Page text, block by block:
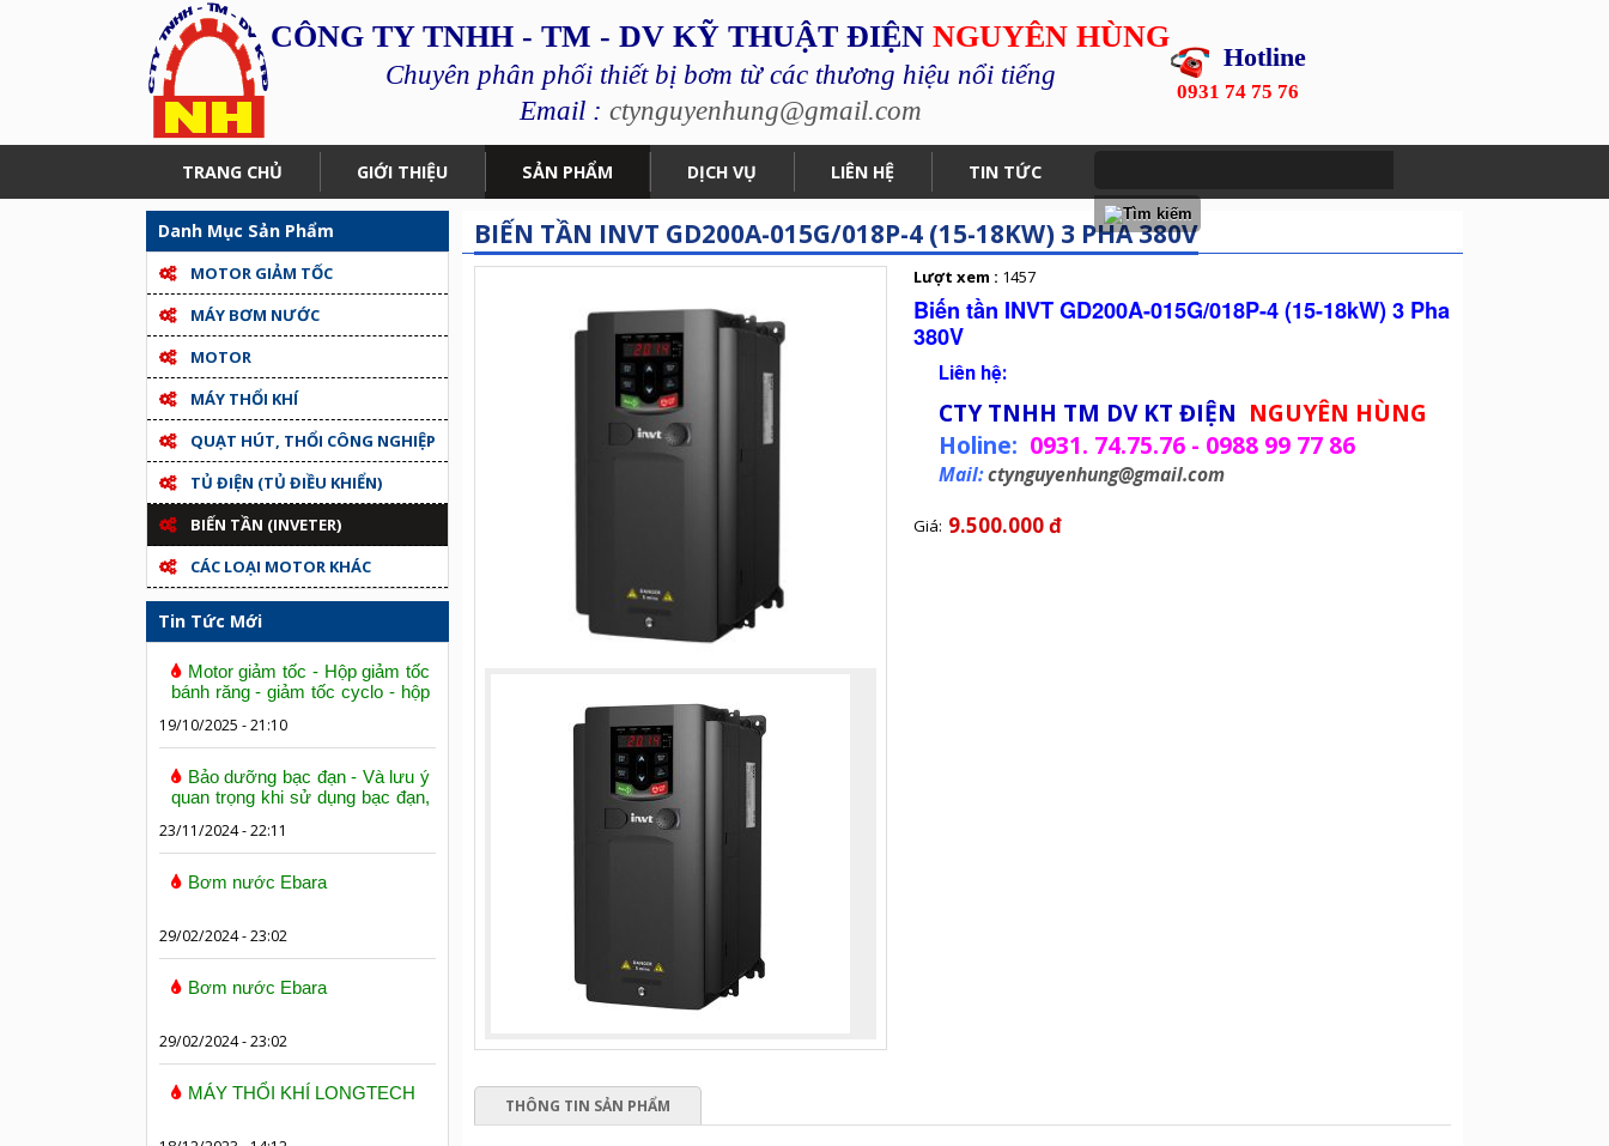
CÔNG TY TNHH - TM - DV KỸ THUẬT ĐIỆN NGUYÊN HÙNG
Chuyên phân phối thiết bị bơm từ các thương hiệu nổi tiếng
Email : ctynguyenhung@gmail.com
Hotline
0931 74 75 76
TRANG CHỦ GIỚI THIỆU SẢN PHẨM DỊCH VỤ LIÊN HỆ TIN TỨC
Danh Mục Sản Phẩm
MOTOR GIẢM TỐC
MÁY BƠM NƯỚC
MOTOR
MÁY THỔI KHÍ
QUẠT HÚT, THỔI CÔNG NGHIỆP
TỦ ĐIỆN (TỦ ĐIỀU KHIỂN)
BIẾN TẦN (INVETER)
CÁC LOẠI MOTOR KHÁC
Tin Tức Mới
Motor giảm tốc - Hộp giảm tốc
bánh răng - giảm tốc cyclo - hộp
19/10/2025 - 21:10
Bảo dưỡng bạc đạn - Và lưu ý
quan trọng khi sử dụng bạc đạn,
23/11/2024 - 22:11
Bơm nước Ebara
29/02/2024 - 23:02
Bơm nước Ebara
29/02/2024 - 23:02
MÁY THỔI KHÍ LONGTECH
BIẾN TẦN INVT GD200A-015G/018P-4 (15-18KW) 3 PHA 380V
Lượt xem : 1457
Biến tần INVT GD200A-015G/018P-4 (15-18kW) 3 Pha
380V
Liên hệ:
CTY TNHH TM DV KT ĐIỆN NGUYÊN HÙNG
Holine: 0931. 74.75.76 - 0988 99 77 86
Mail:ctynguyenhung@gmail.com
Giá: 9.500.000 đ
THÔNG TIN SẢN PHẨM